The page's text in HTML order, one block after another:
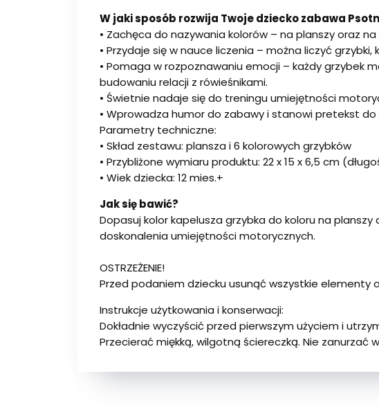
W jaki sposób rozwija Twoje dziecko zabawa
• Zachęca do nazywania kolorów – na planszy oraz
• Przydaje się w nauce liczenia – można liczyć
• Pomaga w rozpoznawaniu emocji – każdy grzybek
budowaniu relacji z rówieśnikami.
• Świetnie nadaje się do treningu umiejętności
• Wprowadza humor do zabawy i stanowi pretekst
Parametry techniczne:
• Skład zestawu: plansza i 6 kolorowych grzybków
• Przybliżone wymiaru produktu: 22 x 15 x 6,5 cm
• Wiek dziecka: 12 mies.+
Jak się bawić?
Dopasuj kolor kapelusza grzybka do koloru na
doskonalenia umiejętności motorycznych.
OSTRZEŻENIE!
Przed podaniem dziecku usunąć wszystkie elementy
Instrukcje użytkowania i konserwacji:
Dokładnie wyczyścić przed pierwszym użyciem i
Przecierać miękką, wilgotną ściereczką. Nie zanurzać